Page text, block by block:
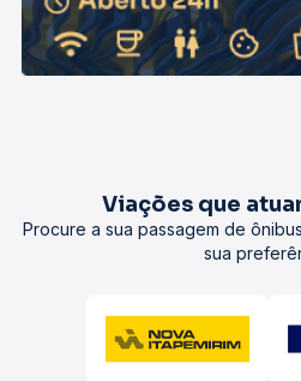
Viações que
Procure a sua passagem de
sua